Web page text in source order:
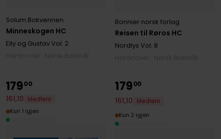
Minneskogen HC
Solum Bokvennen
Elly og GustavVol. 2
Reisen til Røros HC
Bonnier norsk forlag
Nordlys Vol. 8
17900
161,10
Medlem
Kun 1 igjen
17900
161,10
Medlem
Kun 2 igjen